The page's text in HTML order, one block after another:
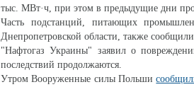
тыс. МВт·ч, при этом в предыдущие дни
Часть подстанций, питающих
Днепропетровской области, также
"Нафтогаз Украины" заявил о
последствий продолжаются.
Утром Вооруженные силы Польши